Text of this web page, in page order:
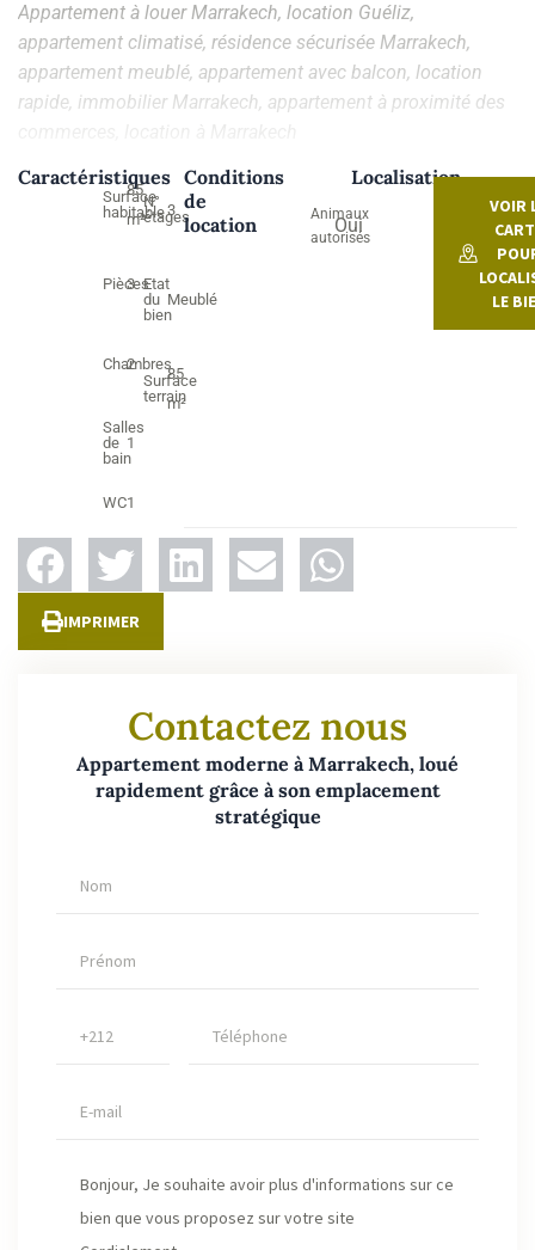
Appartement à louer Marrakech, location Guéliz,
appartement climatisé, résidence sécurisée Marrakech,
appartement meublé, appartement avec balcon, location
rapide, immobilier Marrakech, appartement à proximité des
Caractéristiques
Surface
habitable
85
m²
Pièces
3
Chambres
2
Salles
de
bain
1
WC1
N°
étages
3
Etat
du
bien
Meublé
Surface
terrain
85
m²
Conditions
de
location
Animaux
autorisés
Oui
Localisation
VOIR
LE
IMPRIMER
Contactez nous
Appartement moderne à Marrakech, loué
rapidement grâce à son emplacement
stratégique